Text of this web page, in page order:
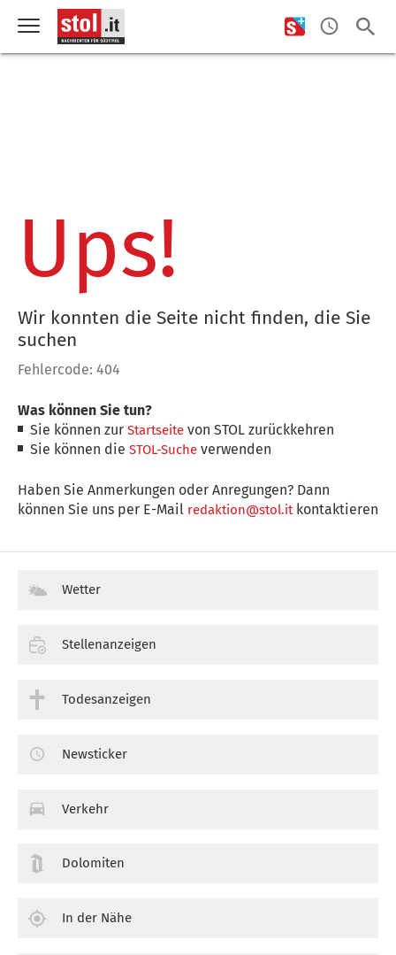
Ups!
Wir konnten die Seite nicht finden, die Sie
suchen
Fehlercode: 404
Was können Sie tun?
Sie können zurStartseite von STOL zurückkehren
Sie können dieSTOL-Suche verwenden
Haben Sie Anmerkungen oder Anregungen? Dann
können Sie uns per E-Mail redaktion@stol.itkontaktieren
Wetter
Stellenanzeigen
Todesanzeigen
Newsticker
Verkehr
Dolomiten
In der Nähe